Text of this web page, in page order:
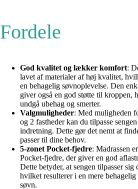
Fordele
God kvalitet og lækker komfort:
lavet af materialer af høj kvalitet,
en behagelig søvnoplevelse. Den
giver også en god støtte til kroppen,
undgå ubehag og smerter.
Valgmuligheder: Med muligheden
og 2 fastheder kan du tilpasse
indretning. Dette gør det nemt at
passer til dine behov.
5-zonet Pocket-fjedre: Madrassen
Pocket-fjedre, der giver en god
Dette betyder, at sengen tilpasser
hvilket resulterer i en mere
søvn.